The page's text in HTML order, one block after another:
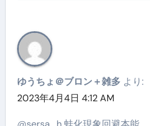
ゆうちょ＠ブロン＋雑多 より:
2023年4月4日 4:12 AM